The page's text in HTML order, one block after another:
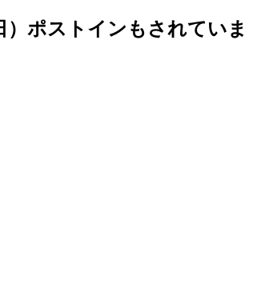
）ポストインもされていま